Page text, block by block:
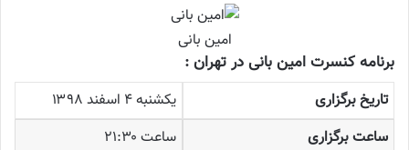
امین بانی
برنامه کنسرت امین بانی در تهران :
تاریخ برگزاری
یکشنبه ۴ اسفند ۱۳۹۸
ساعت برگزاری
ساعت ۲۱:۳۰